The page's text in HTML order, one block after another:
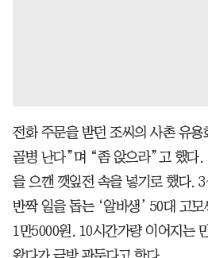
전화 주문을 받던 조씨의 사촌 유
골병 난다”며 “좀 앉으라”고 했다.
을 으깬 깻잎전 속을 넣기로 했다.
반짝 일을 돕는 ‘알바생’ 50대 고
1만5000원. 10시간가량 이어지는